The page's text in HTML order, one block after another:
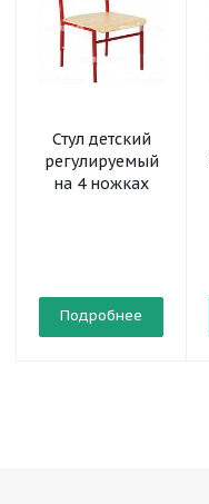
Стул детский
регулируемый
на 4 ножках
Подробнее